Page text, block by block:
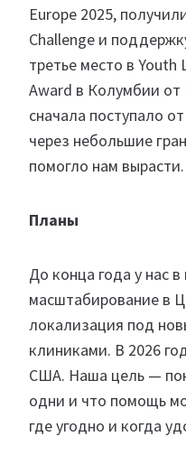
Europe 2025,
Challenge и
третье место в
Award в Колумбии от
сначала поступало
через небольшие
помогло нам вырасти.
Планы
До конца года у нас
масштабирование в
локализация под
клиниками. В 2026
США. Наша цель —
одни и что помощь
где угодно и когда